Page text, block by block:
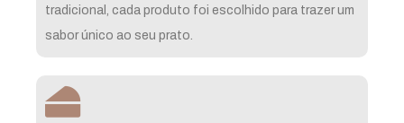
tradicional, cada produto foi escolhido para trazer um
sabor único ao seu prato.